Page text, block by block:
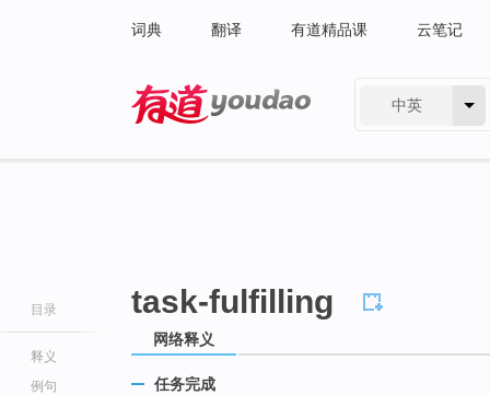
词典 翻译 有道精品课 云笔记
中英
目录
释义
例句
task-fulfilling
网络释义
任务完成